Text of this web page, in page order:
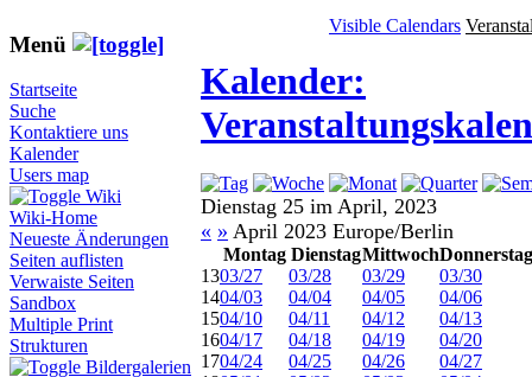
Menü
Startseite
Suche
Kontaktiere uns
Kalender
Users map
Wiki
Wiki-Home
Neueste Änderungen
Seiten auflisten
Verwaiste Seiten
Sandbox
Multiple Print
Strukturen
Bildergalerien
Visible Calendars
Kalender:
Dienstag 25 im April, 2023
« » April 2023 Europe/Berlin
Montag DienstagMittwochDonnerstag
1303/27 03/28 03/29
03/30
1404/03 04/04 04/05
04/06
1504/10 04/11 04/12
04/13
1604/17 04/18 04/19
04/20
1704/24 04/25 04/26
04/27